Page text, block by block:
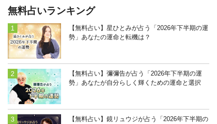
無料占いランキング
【無料占い】星ひとみが占う「2026年下半期の運
勢」あなたの運命と転機は？
【無料占い】彌彌告が占う「2026年下半期の運
勢」あなたが自分らしく輝くための運命と選択
【無料占い】鏡リュウジが占う「2026年下半期の